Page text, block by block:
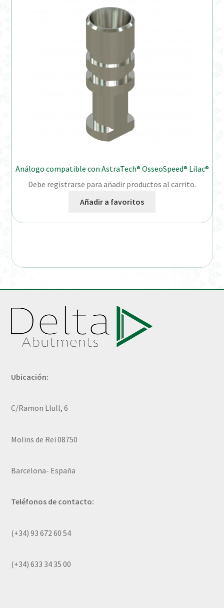
Análogo compatible con AstraTech® OsseoSpeed® Lilac®
Debe registrarse para añadir productos al carrito.
Añadir a favoritos
Ubicación:
C/Ramon Llull, 6
Molins de Rei 08750
Barcelona- España
Teléfonos de contacto:
(+34) 93 672 60 54
(+34) 633 34 35 00